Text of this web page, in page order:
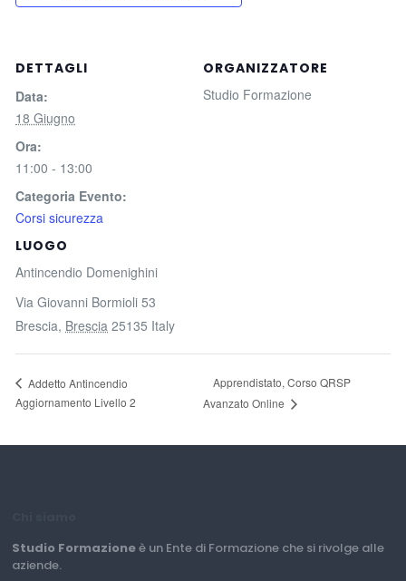
DETTAGLI
Data:
18 Giugno
Ora:
11:00 - 13:00
Categoria Evento:
Corsi sicurezza
LUOGO
Antincendio Domenighini
Via Giovanni Bormioli 53
Brescia, Brescia 25135 Italy
ORGANIZZATORE
Studio Formazione
Addetto Antincendio
Aggiornamento Livello 2
Apprendistato, Corso QRSP
Avanzato Online
Studio Formazioneè un Ente di Formazione che si rivolge alle
aziende.